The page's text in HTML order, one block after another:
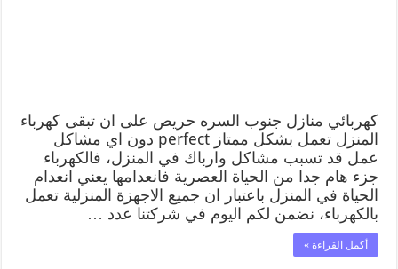
كهربائي منازل جنوب السره حريص على ان تبقى كهرباء
المنزل تعمل بشكل ممتاز perfect دون اي مشاكل
عمل قد تسبب مشاكل وارباك في المنزل، فالكهرباء
جزء هام جدا من الحياة العصرية فانعدامها يعني انعدام
الحياة في المنزل باعتبار ان جميع الاجهزة المنزلية تعمل
بالكهرباء، نضمن لكم اليوم في شركتنا عدد …
أكمل القراءة »